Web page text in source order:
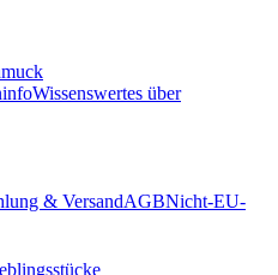
Wissenswertes über
& VersandAGBNicht-EU-